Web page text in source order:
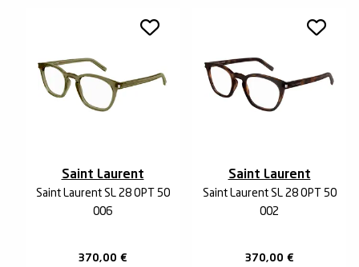
Saint Laurent
Saint Laurent SL 28 OPT 50
006
370,00 €
Saint Laurent
Saint Laurent SL 28 OPT 50
002
370,00 €